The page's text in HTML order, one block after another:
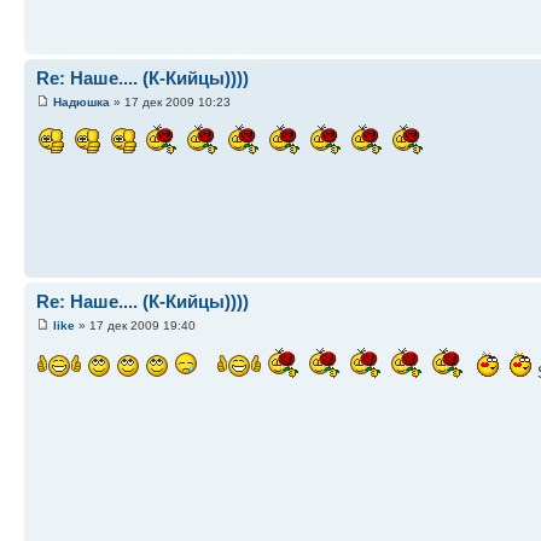
Re: Наше.... (К-Кийцы))))
Надюшка » 17 дек 2009 10:23
Re: Наше.... (К-Кийцы))))
like » 17 дек 2009 19:40